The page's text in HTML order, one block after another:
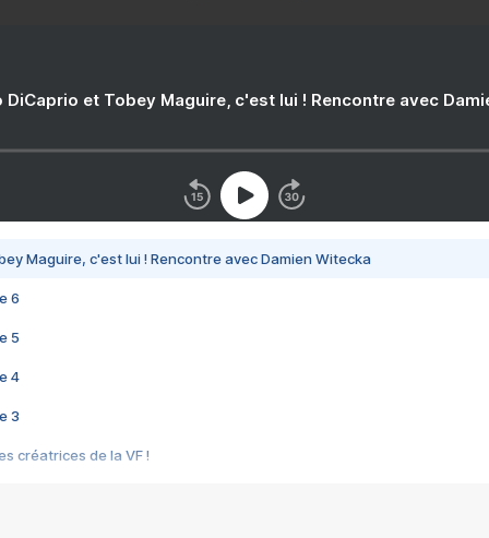
DiCaprio et Tobey Maguire, c'est lui ! Rencontre avec
Maguire, c'est lui ! Rencontre avec Damien Witecka
6
5
4
3
créatrices de la VF !